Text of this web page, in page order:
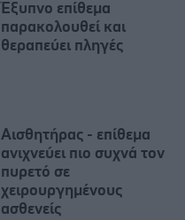
Έξυπνο επίθεμα
παρακολουθεί και
θεραπεύει πληγές
Αισθητήρας - επίθεμα
ανιχνεύει πιο συχνά τον
πυρετό σε
χειρουργημένους
ασθενείς